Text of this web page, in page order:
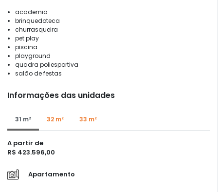
academia
brinquedoteca
churrasqueira
pet play
piscina
playground
quadra poliesportiva
salão de festas
Informações das unidades
31 m² 32 m² 33 m²
A partir de
R$ 423.596,00
Apartamento